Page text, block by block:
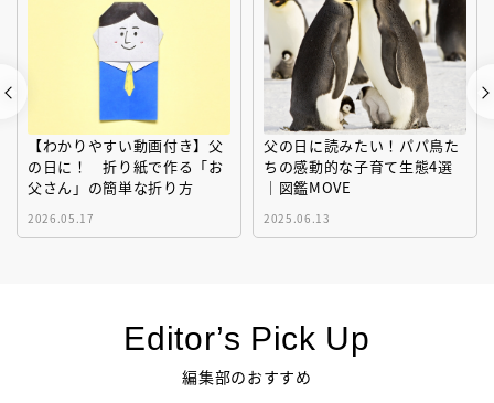
【わかりやすい動画付き】父
の日に！ 折り紙で作る「お
父さん」の簡単な折り方
2026.05.17
父の日に読みたい！パパ鳥た
ちの感動的な子育て生態4選
｜図鑑MOVE
2025.06.13
Editor’s Pick Up
編集部のおすすめ